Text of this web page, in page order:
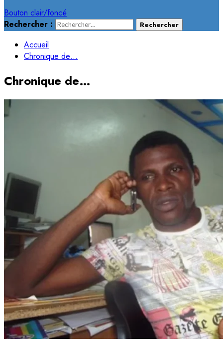
Bouton clair/foncé
Rechercher :
Accueil
Chronique de…
Chronique de…